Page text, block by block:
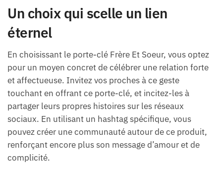
Un choix qui scelle un lien
éternel
En choisissant le porte-clé Frère Et Soeur, vous optez
pour un moyen concret de célébrer une relation forte
et affectueuse. Invitez vos proches à ce geste
touchant en offrant ce porte-clé, et incitez-les à
partager leurs propres histoires sur les réseaux
sociaux. En utilisant un hashtag spécifique, vous
pouvez créer une communauté autour de ce produit,
renforçant encore plus son message d’amour et de
complicité.